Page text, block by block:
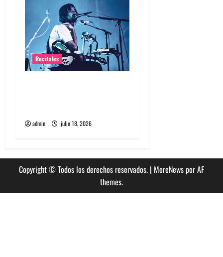
Recitales
admin julio 18, 2026
Copyright © Todos los derechos reservados. | MoreNewspor AF
themes.